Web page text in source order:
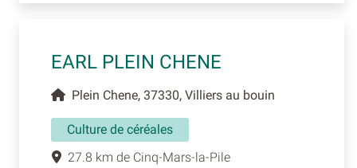
EARL PLEIN CHENE
Plein Chene, 37330, Villiers au bouin
Culture de céréales
27.8 km de Cinq-Mars-la-Pile